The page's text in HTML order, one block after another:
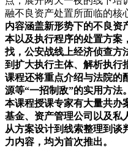
融不良资产处置所面临的核
内容涵盖新形势下的不良资
本以及执行程序的处置方案
找，公安战线上经济侦查方
到扩大执行主体、解析执行
课程还将重点介绍与法院的
源等“一招制敌”的实用方法。
本课程授课专家有大量共办
基金、资产管理公司以及私
从方案设计到线索整理到谈
力内容，均为首次推出。